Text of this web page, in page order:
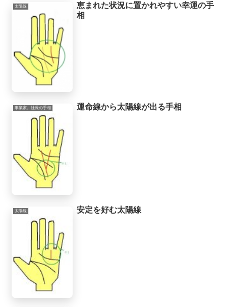
太陽線
恵まれた状況に置かれやすい幸運の手
相
事業家、社長の手相 運命線から太陽線が出る手相
太陽線 安定を好む太陽線